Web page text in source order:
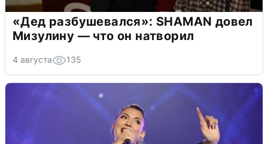
«Дед разбушевался»: SHAMAN довел
Мизулину — что он натворил
4 августа 135